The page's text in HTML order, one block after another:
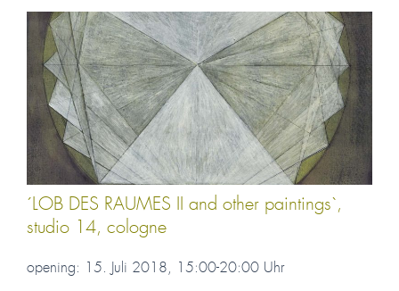
´LOB DES RAUMES II and other paintings`,
studio 14, cologne
opening: 15. Juli 2018, 15:00-20:00 Uhr